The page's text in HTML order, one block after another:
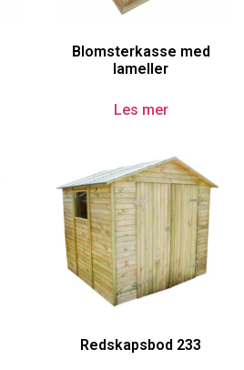
Blomsterkasse med
lameller
Les mer
Redskapsbod 233